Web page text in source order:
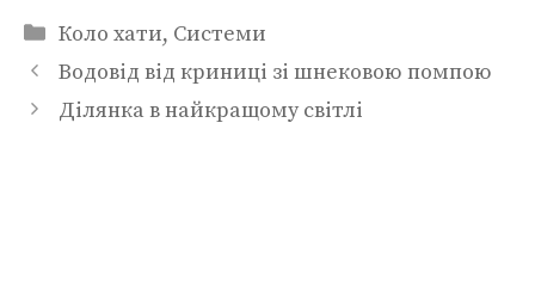
Категорії
Коло хати, Системи
Водовід від криниці зі шнековою помпою
Ділянка в найкращому світлі